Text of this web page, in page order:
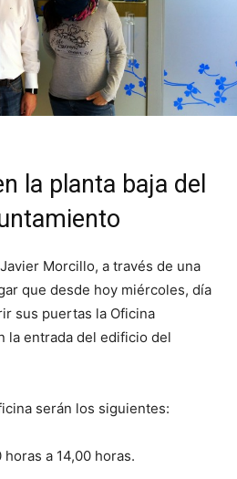
la planta baja del
Morcillo, a través de una
que desde hoy miércoles, día
sus puertas la Oficina
la entrada del edificio del
serán los siguientes:
a 14,00 horas.